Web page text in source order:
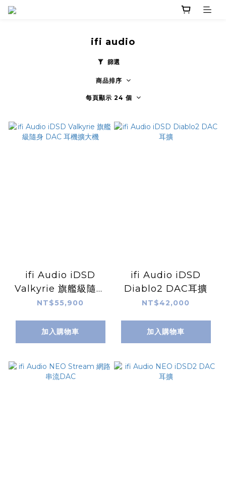
ifi audio
篩選
商品排序
每頁顯示 24 個
ifi Audio iDSD
Valkyrie 旗艦級隨身
DAC 耳機擴大機
NT$55,900
加入購物車
ifi Audio iDSD
Diablo2 DAC耳擴
NT$42,000
加入購物車